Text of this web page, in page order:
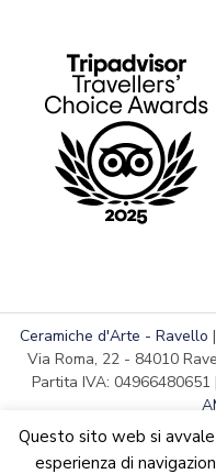
Ceramiche d'Arte - Ravello
Via Roma, 22 - 84010
Partita IVA: 04966480651
Questo sito web si
esperienza di